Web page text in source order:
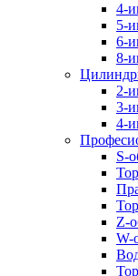
4-
5-
6-
8-
2-
3-
4-
S-
Z-
W-